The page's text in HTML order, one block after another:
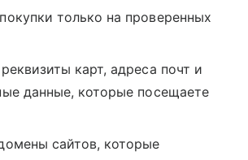
только на проверенных
карт, адреса почт и
данные, которые посещаете
сайтов, которые